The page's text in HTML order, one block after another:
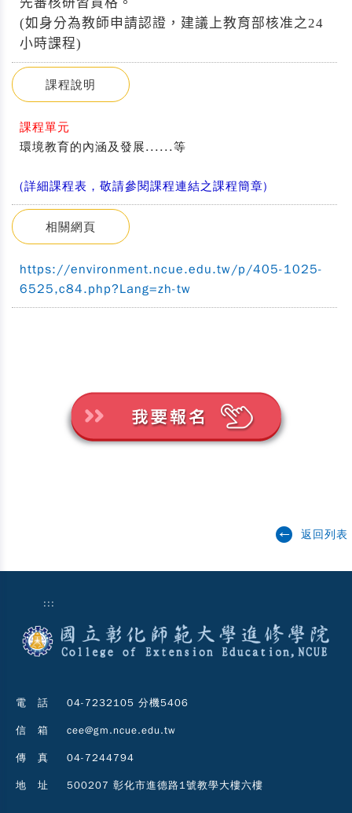
(如身分為教師申請認證，建議上教育部核准之24
小時課程)
課程說明
課程單元
環境教育的內涵及發展......等
(詳細課程表，敬請參閱課程連結之課程簡章)
相關網頁
https://environment.ncue.edu.tw/p/405-1025-
6525,c84.php?Lang=zh-tw
返回列表
:::
電 話 04-7232105 分機5406
信 箱 cee@gm.ncue.edu.tw
傳 真 04-7244794
地 址 500207 彰化市進德路1號教學大樓六樓